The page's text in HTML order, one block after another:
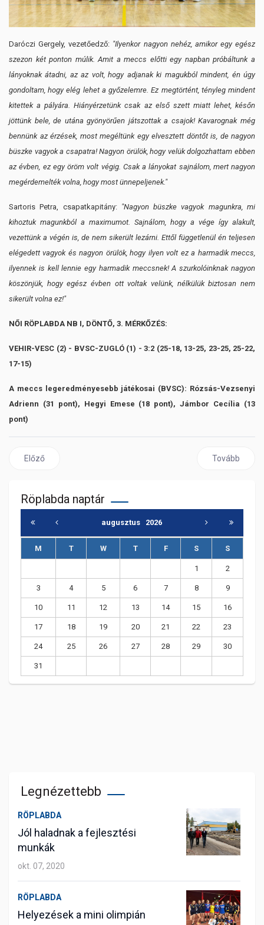
Daróczi Gergely, vezetőedző: "Ilyenkor nagyon nehéz, amikor egy egész
szezon két ponton múlik. Amit a meccs előtti egy napban próbáltunk a
lányoknak átadni, az az volt, hogy adjanak ki magukból mindent, én úgy
gondoltam, hogy elég lehet a győzelemre. Ez megtörtént, tényleg mindent
kitettek a pályára. Hiányérzetünk csak az első szett miatt lehet, későn
jöttünk bele, de utána gyönyörűen játszottak a csajok! Kavarognak még
bennünk az érzések, most megéltünk egy elvesztett döntőt is, de nagyon
büszke vagyok a csapatra! Nagyon örülök, hogy velük dolgozhattam ebben
az évben, ez egy öröm volt végig. Csak a lányokat sajnálom, mert nagyon
megérdemelték volna, hogy most ünnepeljenek."
Sartoris Petra, csapatkapitány: "Nagyon büszke vagyok magunkra, mi
kihoztuk magunkból a maximumot. Sajnálom, hogy a vége így alakult,
vezettünk a végén is, de nem sikerült lezárni. Ettől függetlenül én teljesen
elégedett vagyok és nagyon örülök, hogy ilyen volt ez a harmadik meccs,
ilyennek is kell lennie egy harmadik meccsnek! A szurkolóinknak nagyon
köszönjük, hogy egész évben ott voltak velünk, nélkülük biztosan nem
sikerült volna ez!"
NŐI RÖPLABDA NB I, DÖNTŐ, 3. MÉRKŐZÉS:
VEHIR-VESC (2) - BVSC-ZUGLÓ (1) - 3:2 (25-18, 13-25, 23-25, 25-22,
17-15)
A meccs legeredményesebb játékosai (BVSC): Rózsás-Vezsenyi
Adrienn (31 pont), Hegyi Emese (18 pont), Jámbor Cecília (13
pont)
Előző cikk: "Bőven maradt bennünk motiváció, hogy újra
Előző Következő
Tovább
Röplabda naptár
augusztus 2026
M T W T F S S
1 2
3 4 5 6 7 8 9
10 11 12 13 14 15 16
17 18 19 20 21 22 23
24 25 26 27 28 29 30
31
Legnézettebb
RÖPLABDA
Jól haladnak a fejlesztési
munkák
okt. 07, 2020
RÖPLABDA
Helyezések a mini olimpián